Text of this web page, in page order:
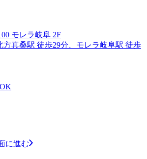
モレラ岐阜 2F
方真桑駅 徒歩29分、モレラ岐阜駅 徒歩
に進む